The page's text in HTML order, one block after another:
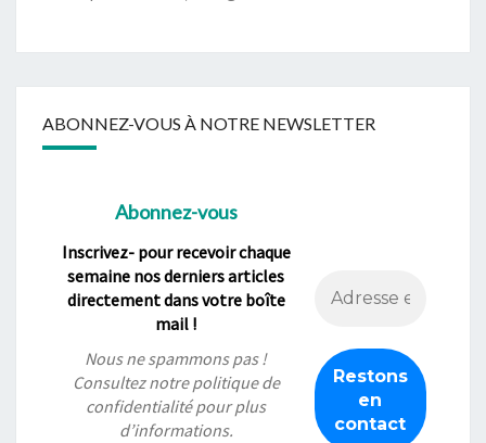
ABONNEZ-VOUS À NOTRE NEWSLETTER
Abonnez-vous
Inscrivez- pour recevoir chaque
semaine nos derniers articles
directement dans votre boîte
mail !
Nous ne spammons pas !
Consultez notrepolitique de
confidentialitépour plus
d’informations.